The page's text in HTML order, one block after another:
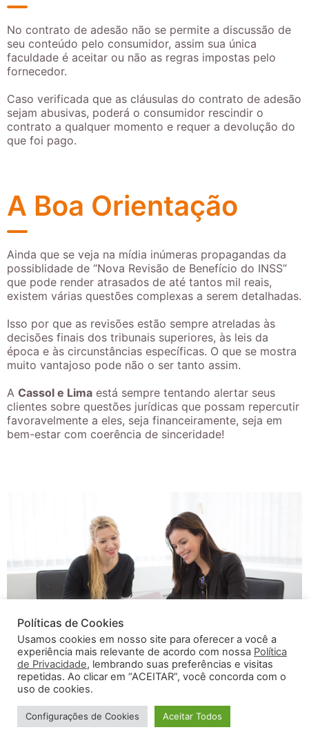
No contrato de adesão não se permite a discussão de
seu conteúdo pelo consumidor, assim sua única
faculdade é aceitar ou não as regras impostas pelo
fornecedor.
Caso verificada que as cláusulas do contrato de adesão
sejam abusivas, poderá o consumidor rescindir o
contrato a qualquer momento e requer a devolução do
que foi pago.
A Boa Orientação
Ainda que se veja na mídia inúmeras propagandas da
possiblidade de “Nova Revisão de Benefício do INSS”
que pode render atrasados de até tantos mil reais,
existem várias questões complexas a serem detalhadas.
Isso por que as revisões estão sempre atreladas às
decisões finais dos tribunais superiores, às leis da
época e às circunstâncias específicas. O que se mostra
muito vantajoso pode não o ser tanto assim.
A Cassol e Lima está sempre tentando alertar seus
clientes sobre questões jurídicas que possam repercutir
favoravelmente a eles, seja financeiramente, seja em
bem-estar com coerência de sinceridade!
Agende um atendimento agora mesmo!
Políticas de Cookies
Usamos cookies em nosso site para oferecer a você a
experiência mais relevante de acordo com nossa Política
de Privacidade, lembrando suas preferências e visitas
repetidas. Ao clicar em “ACEITAR”, você concorda com o
uso de cookies.
Configurações de Cookies Aceitar Todos